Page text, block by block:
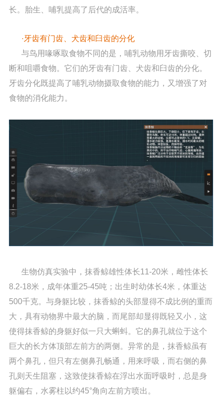
长。胎生、哺乳提高了后代的成活率。
·牙齿有门齿、犬齿和臼齿的分化
与鸟用喙啄取食物不同的是，哺乳动物用牙齿撕咬、切
断和咀嚼食物。它们的牙齿有门齿、犬齿和臼齿的分化。
牙齿分化既提高了哺乳动物摄取食物的能力，又增强了对
食物的消化能力。
生物仿真实验中，抹香鲸雄性体长11-20米，雌性体长
8.2-18米，成年体重25-45吨；出生时幼体长4米，体重达
500千克。与身躯比较，抹香鲸的头部显得不成比例的重而
大，具有动物界中最大的脑，而尾部却显得既轻又小，这
使得抹香鲸的身躯好似一只大蝌蚪。它的鼻孔就位于这个
巨大的长方体顶部左前方的两侧。异常的是，抹香鲸虽有
两个鼻孔，但只有左侧鼻孔畅通，用来呼吸，而右侧的鼻
孔则天生阻塞，这致使抹香鲸在浮出水面呼吸时，总是身
躯偏右，水雾柱以约45°角向左前方喷出。